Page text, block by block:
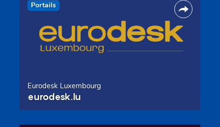
Portails
Eurodesk Luxembourg
eurodesk.lu